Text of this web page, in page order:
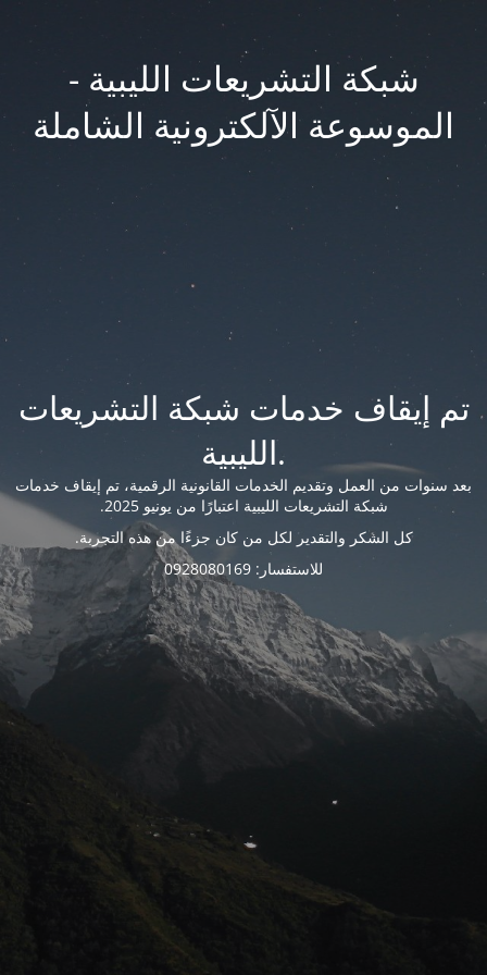
شبكة التشريعات الليبية -
الموسوعة الآلكترونية الشاملة
تم إيقاف خدمات شبكة التشريعات
الليبية.
بعد سنوات من العمل وتقديم الخدمات القانونية الرقمية، تم إيقاف خدمات
شبكة التشريعات الليبية اعتبارًا من يونيو 2025.
كل الشكر والتقدير لكل من كان جزءًا من هذه التجربة.
للاستفسار: 0928080169